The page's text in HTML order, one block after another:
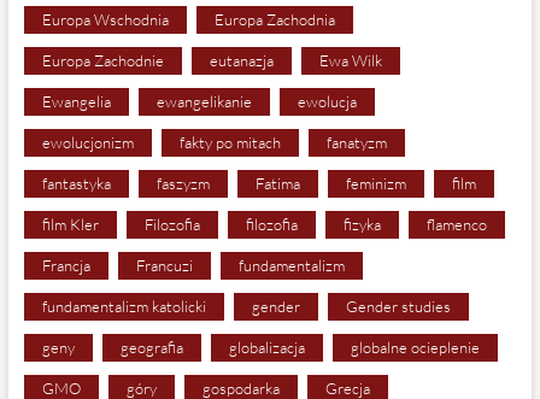
Europa Wschodnia Europa Zachodnia
Europa Zachodnie eutanazja Ewa Wilk
Ewangelia ewangelikanie ewolucja
ewolucjonizm fakty po mitach fanatyzm
fantastyka faszyzm Fatima feminizm film
film Kler Filozofia filozofia fizyka flamenco
Francja Francuzi fundamentalizm
fundamentalizm katolicki gender Gender studies
geny geografia globalizacja globalne ocieplenie
GMO góry gospodarka Grecja